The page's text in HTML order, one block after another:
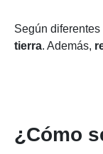
Según
tierra. Además,
¿Cómo